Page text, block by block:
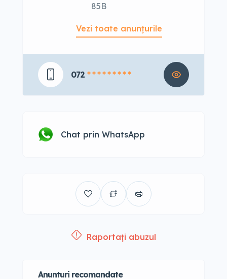
85B
Vezi toate anunțurile
072 * * * * * * * * *
Chat prin WhatsApp
Raportați abuzul
Anunturi recomandate